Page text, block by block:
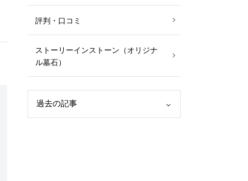
評判・口コミ
ストーリーインストーン（オリジナ
ル墓石）